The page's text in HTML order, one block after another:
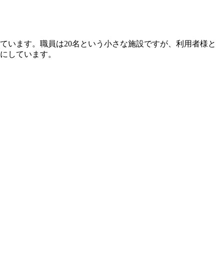
います。職員は20名という小さな施設ですが、利用者様と
しています。